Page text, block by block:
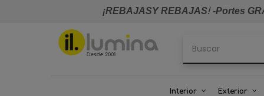
¡REBAJASY REBAJAS!-Portes
Interior Exterior